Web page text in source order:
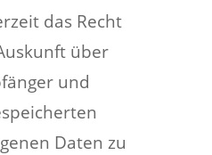
das Recht
über
und
Daten zu